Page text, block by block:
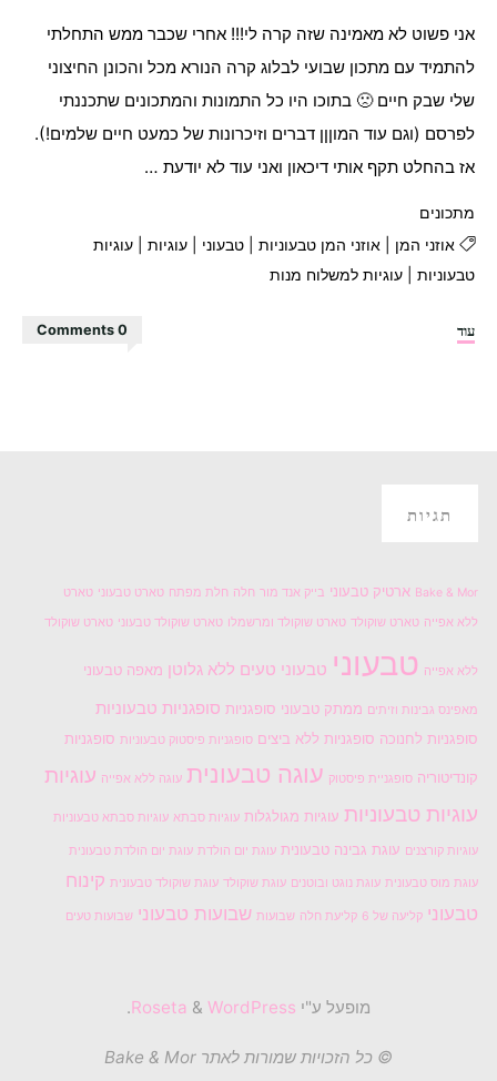
אני פשוט לא מאמינה שזה קרה לי!!! אחרי שכבר ממש התחלתי
להתמיד עם מתכון שבועי לבלוג קרה הנורא מכל והכונן החיצוני
שלי שבק חיים 🙁 בתוכו היו כל התמונות והמתכונים שתכננתי
לפרסם (וגם עוד המוןןן דברים וזיכרונות של כמעט חיים שלמים!).
אז בהחלט תקף אותי דיכאון ואני עוד לא יודעת …
מתכונים
אוזני המן
אוזני המן טבעוניות| טבעוני עוגיות| עוגיות
טבעוניות |עוגיות למשלוח מנות
עוד"אוזני
0 Comments
תגיות
Bake & Mor ארטיק טבעוני בייק אנד מור חלה חלת מפתח טארט טבעוני טארט
ללא אפייה טארט שוקולד טארט שוקולד ומרשמלו טארט שוקולד טבעוני טארט שוקולד
ללא אפייה טבעוני טבעוני טעים ללא גלוטן מאפה טבעוני
מאפינס גבינות וזיתים ממתק טבעוני סופגניות סופגניות טבעוניות
סופגניות לחנוכה סופגניות ללא ביצים סופגניות פיסטוק טבעוניות סופגניות
קונדיטוריה סופגניית פיסטוק עוגה טבעונית עוגה ללא אפייה עוגיות
עוגיות טבעוניות עוגיות מגולגלות עוגיות סבתא עוגיות סבתא טבעוניות
עוגיות קורצנים עוגת גבינה טבעונית עוגת יום הולדת עוגת יום הולדת טבעונית
עוגת מוס טבעונית עוגת נוגט ובוטנים עוגת שוקולד עוגת שוקולד טבעונית קינוח
טבעוני קליעה של 6 קליעת חלה שבועות שבועות טבעוני שבועות טעים
מופעל ע"י & WordPress
.
© כל הזכויות שמורות לאתר Bake & Mor